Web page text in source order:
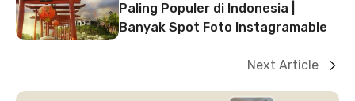
Paling Populer di Indonesia |
Banyak Spot Foto Instagramable
Next Article